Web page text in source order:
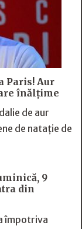
Paris! Aur
înălțime
de aur
de natație de
9
din
împotriva